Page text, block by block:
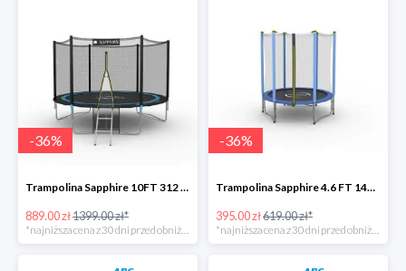
-36%
Trampolina Sapphire 10FT 312 cm + drabinka GRATISY -36%
889.00 zł1399.00 zł*
*najniższa cena z 30 dni przed obniżką
-36%
Trampolina Sapphire 4.6 FT 140 cm -36%
395.00 zł619.00 zł*
*najniższa cena z 30 dni przed obniżką